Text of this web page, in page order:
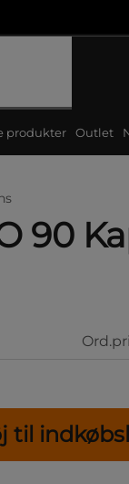
produkter Outlet
90
til